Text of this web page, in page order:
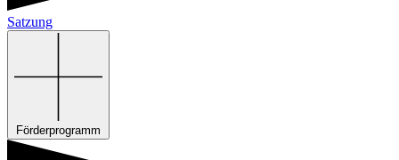
Satzung
Förderprogramm